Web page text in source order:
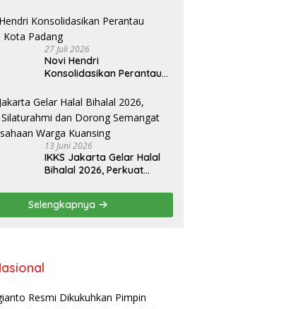
27 Juli 2026
Novi Hendri
Konsolidasikan Perantau
13 Juni 2026
IKKS Jakarta Gelar Halal
Bihalal 2026, Perkuat
Semangat Kewirausahaan
Warga Kuansing
Selengkapnya